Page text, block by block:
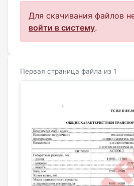
Для скачивания файлов
войти в систему.
Первая страница файла из 1